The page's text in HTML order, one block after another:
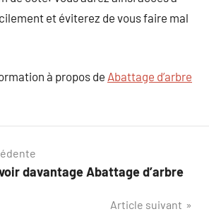
et éviterez de vous faire mal
à propos de Abattage d’arbre
davantage Abattage d’arbre
Article suivant